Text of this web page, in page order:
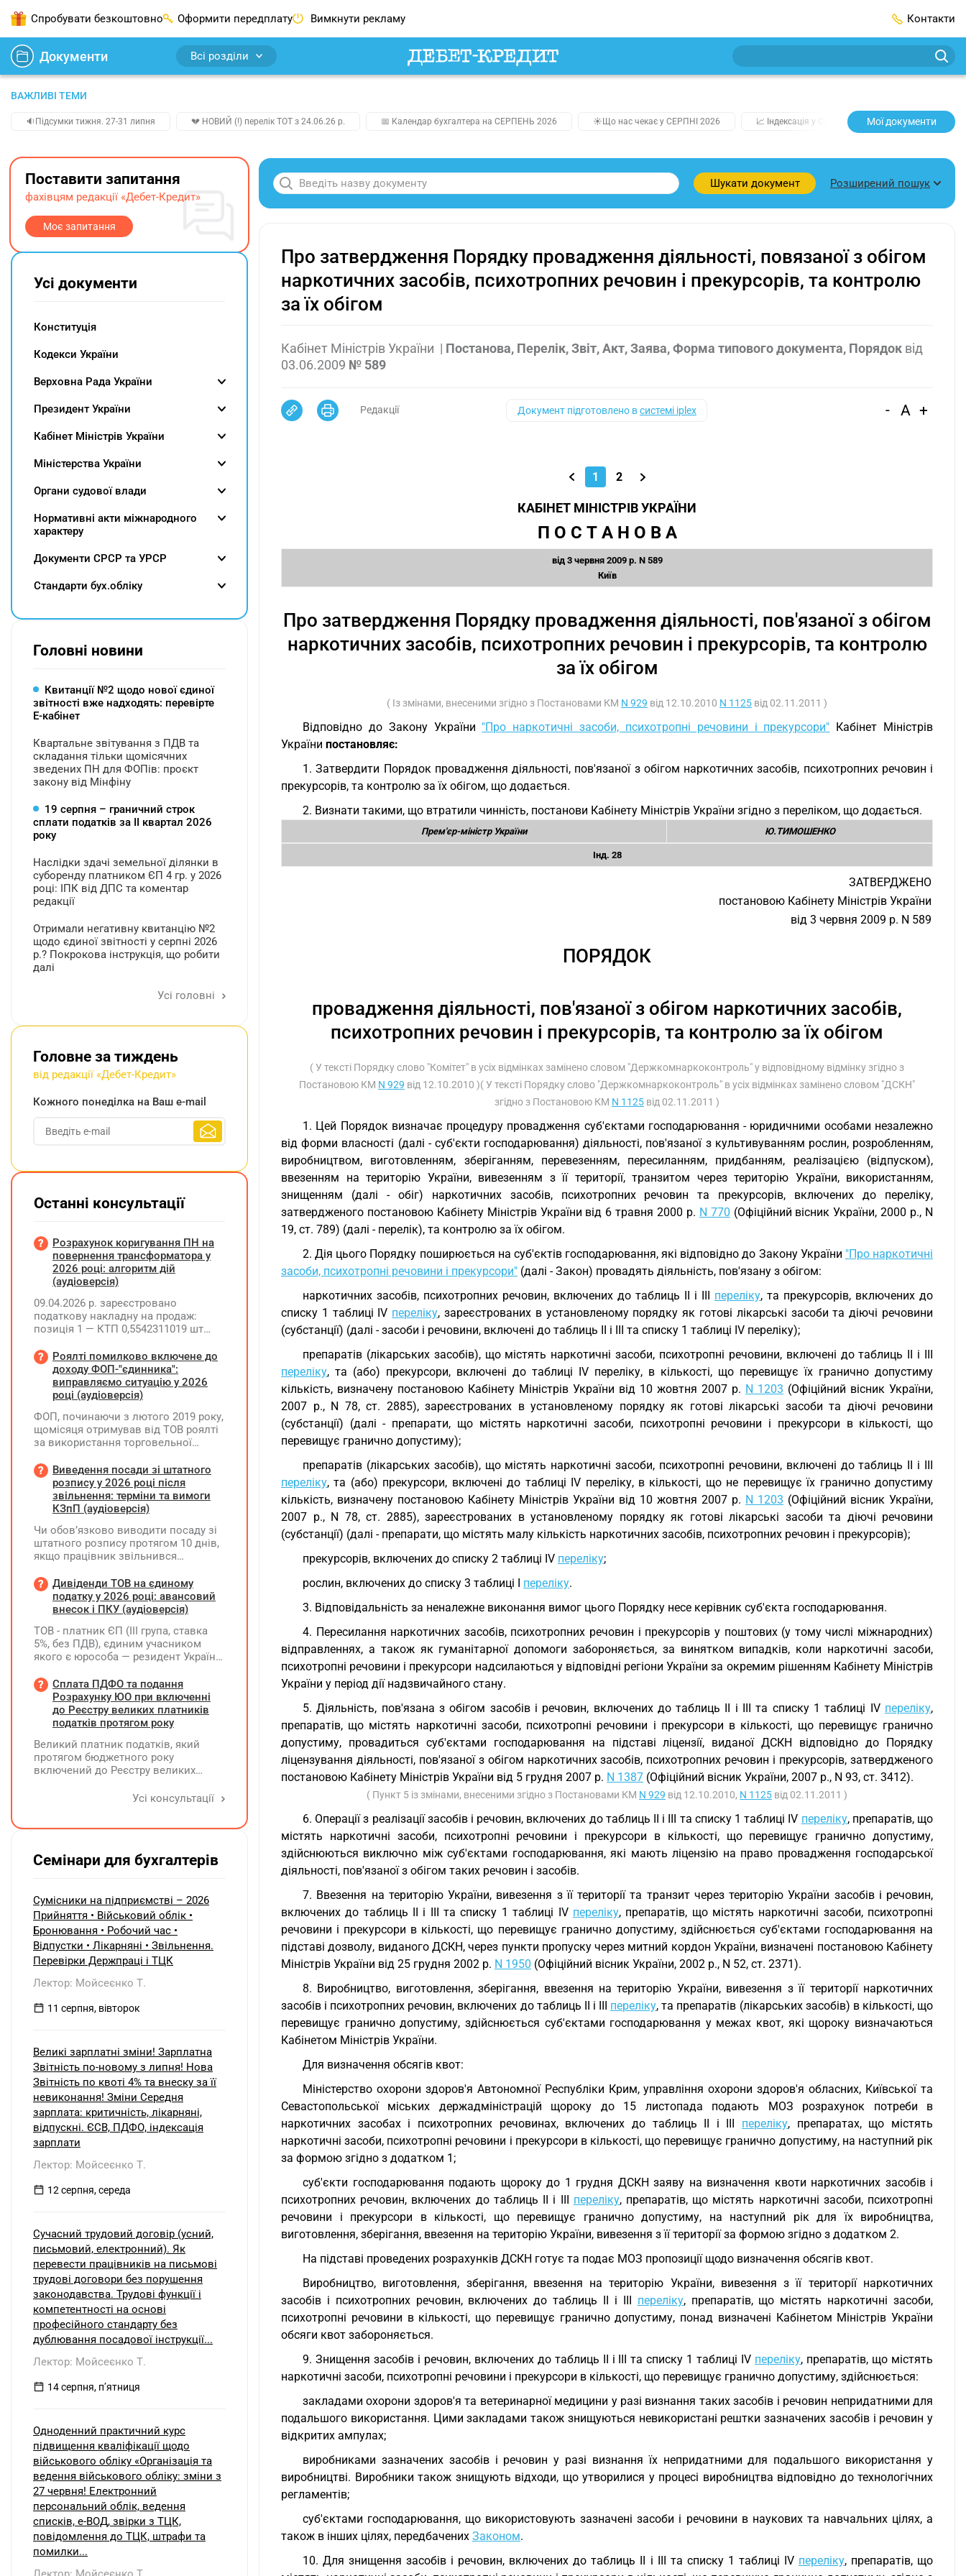
Спробувати безкоштовно Оформити передплату Вимкнути рекламу Контакти
Документи Всі розділи
ВАЖЛИВІ ТЕМИ
🔉Підсумки тижня. 27-31 липня 💔 НОВИЙ (!) перелік ТОТ з 24.06.26 р. 📅 Календар бухгалтера на СЕРПЕНЬ 2026 ☀️Що нас чекає у СЕРПНІ 2026 📈 Індексація у СЕРПНІ 2️⃣0️⃣2️⃣7️⃣ Усі
Мої документи
Шукати документ Розширений пошук
Про затвердження Порядку провадження діяльності, повязаної з обігом
наркотичних засобів, психотропних речовин і прекурсорів, та контролю
за їх обігом
Кабінет Міністрів України | Постанова, Перелік, Звіт, Акт, Заява, Форма типового документа, Порядок від
03.06.2009 № 589
Редакції Документ підготовлено всистемі iplex - A +
1 2
КАБІНЕТ МІНІСТРІВ УКРАЇНИ
П О С Т А Н О В А
від 3 червня 2009 р. N 589
Київ
Про затвердження Порядку провадження діяльності, пов'язаної з обігом
наркотичних засобів, психотропних речовин і прекурсорів, та контролю
за їх обігом
( Із змінами, внесеними згідно з Постановами КМ N 929 від 12.10.2010 N 1125 від 02.11.2011 )
Відповідно до Закону України "Про наркотичні засоби, психотропні речовини і прекурсори" Кабінет Міністрів
України постановляє:
1. Затвердити Порядок провадження діяльності, пов'язаної з обігом наркотичних засобів, психотропних речовин і
прекурсорів, та контролю за їх обігом, що додається.
2. Визнати такими, що втратили чинність, постанови Кабінету Міністрів України згідно з переліком, що додається.
Прем'єр-міністр України Ю.ТИМОШЕНКО
Інд. 28
ЗАТВЕРДЖЕНО
постановою Кабінету Міністрів України
від 3 червня 2009 р. N 589
ПОРЯДОК
провадження діяльності, пов'язаної з обігом наркотичних засобів,
психотропних речовин і прекурсорів, та контролю за їх обігом
( У тексті Порядку слово "Комітет" в усіх відмінках замінено словом "Держкомнаркоконтроль" у відповідному відмінку згідно з
Постановою КМ N 929 від 12.10.2010 )( У тексті Порядку слово "Держкомнаркоконтроль" в усіх відмінках замінено словом "ДСКН"
згідно з Постановою КМ N 1125 від 02.11.2011 )
1. Цей Порядок визначає процедуру провадження суб'єктами господарювання - юридичними особами незалежно
від форми власності (далі - суб'єкти господарювання) діяльності, пов'язаної з культивуванням рослин, розробленням,
виробництвом, виготовленням, зберіганням, перевезенням, пересиланням, придбанням, реалізацією (відпуском),
ввезенням на територію України, вивезенням з її території, транзитом через територію України, використанням,
знищенням (далі - обіг) наркотичних засобів, психотропних речовин та прекурсорів, включених до переліку,
затвердженого постановою Кабінету Міністрів України від 6 травня 2000 р. N 770 (Офіційний вісник України, 2000 р., N
19, ст. 789) (далі - перелік), та контролю за їх обігом.
2. Дія цього Порядку поширюється на суб'єктів господарювання, які відповідно до Закону України "Про наркотичні
засоби, психотропні речовини і прекурсори" (далі - Закон) провадять діяльність, пов'язану з обігом:
наркотичних засобів, психотропних речовин, включених до таблиць II і III переліку, та прекурсорів, включених до
списку 1 таблиці IV переліку, зареєстрованих в установленому порядку як готові лікарські засоби та діючі речовини
(субстанції) (далі - засоби і речовини, включені до таблиць II і III та списку 1 таблиці IV переліку);
препаратів (лікарських засобів), що містять наркотичні засоби, психотропні речовини, включені до таблиць II і III
переліку, та (або) прекурсори, включені до таблиці IV переліку, в кількості, що перевищує їх гранично допустиму
кількість, визначену постановою Кабінету Міністрів України від 10 жовтня 2007 р. N 1203 (Офіційний вісник України,
2007 р., N 78, ст. 2885), зареєстрованих в установленому порядку як готові лікарські засоби та діючі речовини
(субстанції) (далі - препарати, що містять наркотичні засоби, психотропні речовини і прекурсори в кількості, що
перевищує гранично допустиму);
препаратів (лікарських засобів), що містять наркотичні засоби, психотропні речовини, включені до таблиць II і III
переліку, та (або) прекурсори, включені до таблиці IV переліку, в кількості, що не перевищує їх гранично допустиму
кількість, визначену постановою Кабінету Міністрів України від 10 жовтня 2007 р. N 1203 (Офіційний вісник України,
2007 р., N 78, ст. 2885), зареєстрованих в установленому порядку як готові лікарські засоби та діючі речовини
(субстанції) (далі - препарати, що містять малу кількість наркотичних засобів, психотропних речовин і прекурсорів);
прекурсорів, включених до списку 2 таблиці IV переліку;
рослин, включених до списку 3 таблиці I переліку.
3. Відповідальність за неналежне виконання вимог цього Порядку несе керівник суб'єкта господарювання.
4. Пересилання наркотичних засобів, психотропних речовин і прекурсорів у поштових (у тому числі міжнародних)
відправленнях, а також як гуманітарної допомоги забороняється, за винятком випадків, коли наркотичні засоби,
психотропні речовини і прекурсори надсилаються у відповідні регіони України за окремим рішенням Кабінету Міністрів
України у період дії надзвичайного стану.
5. Діяльність, пов'язана з обігом засобів і речовин, включених до таблиць II і III та списку 1 таблиці IV переліку,
препаратів, що містять наркотичні засоби, психотропні речовини і прекурсори в кількості, що перевищує гранично
допустиму, провадиться суб'єктами господарювання на підставі ліцензії, виданої ДСКН відповідно до Порядку
ліцензування діяльності, пов'язаної з обігом наркотичних засобів, психотропних речовин і прекурсорів, затвердженого
постановою Кабінету Міністрів України від 5 грудня 2007 р. N 1387 (Офіційний вісник України, 2007 р., N 93, ст. 3412).
( Пункт 5 із змінами, внесеними згідно з Постановами КМ N 929 від 12.10.2010, N 1125 від 02.11.2011 )
6. Операції з реалізації засобів і речовин, включених до таблиць II і III та списку 1 таблиці IV переліку, препаратів, що
містять наркотичні засоби, психотропні речовини і прекурсори в кількості, що перевищує гранично допустиму,
здійснюються виключно між суб'єктами господарювання, які мають ліцензію на право провадження господарської
діяльності, пов'язаної з обігом таких речовин і засобів.
7. Ввезення на територію України, вивезення з її території та транзит через територію України засобів і речовин,
включених до таблиць II і III та списку 1 таблиці IV переліку, препаратів, що містять наркотичні засоби, психотропні
речовини і прекурсори в кількості, що перевищує гранично допустиму, здійснюється суб'єктами господарювання на
підставі дозволу, виданого ДСКН, через пункти пропуску через митний кордон України, визначені постановою Кабінету
Міністрів України від 25 грудня 2002 р. N 1950 (Офіційний вісник України, 2002 р., N 52, ст. 2371).
8. Виробництво, виготовлення, зберігання, ввезення на територію України, вивезення з її території наркотичних
засобів і психотропних речовин, включених до таблиць II і III переліку, та препаратів (лікарських засобів) в кількості, що
перевищує гранично допустиму, здійснюється суб'єктами господарювання у межах квот, які щороку визначаються
Кабінетом Міністрів України.
Для визначення обсягів квот:
Міністерство охорони здоров'я Автономної Республіки Крим, управління охорони здоров'я обласних, Київської та
Севастопольської міських держадміністрацій щороку до 15 листопада подають МОЗ розрахунок потреби в
наркотичних засобах і психотропних речовинах, включених до таблиць II і III переліку, препаратах, що містять
наркотичні засоби, психотропні речовини і прекурсори в кількості, що перевищує гранично допустиму, на наступний рік
за формою згідно з додатком 1;
суб'єкти господарювання подають щороку до 1 грудня ДСКН заяву на визначення квоти наркотичних засобів і
психотропних речовин, включених до таблиць II і III переліку, препаратів, що містять наркотичні засоби, психотропні
речовини і прекурсори в кількості, що перевищує гранично допустиму, на наступний рік для їх виробництва,
виготовлення, зберігання, ввезення на територію України, вивезення з її території за формою згідно з додатком 2.
На підставі проведених розрахунків ДСКН готує та подає МОЗ пропозиції щодо визначення обсягів квот.
Виробництво, виготовлення, зберігання, ввезення на територію України, вивезення з її території наркотичних
засобів і психотропних речовин, включених до таблиць II і III переліку, препаратів, що містять наркотичні засоби,
психотропні речовини в кількості, що перевищує гранично допустиму, понад визначені Кабінетом Міністрів України
обсяги квот забороняється.
9. Знищення засобів і речовин, включених до таблиць II і III та списку 1 таблиці IV переліку, препаратів, що містять
наркотичні засоби, психотропні речовини і прекурсори в кількості, що перевищує гранично допустиму, здійснюється:
закладами охорони здоров'я та ветеринарної медицини у разі визнання таких засобів і речовин непридатними для
подальшого використання. Цими закладами також знищуються невикористані рештки зазначених засобів і речовин у
відкритих ампулах;
виробниками зазначених засобів і речовин у разі визнання їх непридатними для подальшого використання у
виробництві. Виробники також знищують відходи, що утворилися у процесі виробництва відповідно до технологічних
регламентів;
суб'єктами господарювання, що використовують зазначені засоби і речовини в наукових та навчальних цілях, а
також в інших цілях, передбачених Законом.
10. Для знищення засобів і речовин, включених до таблиць II і III та списку 1 таблиці IV переліку, препаратів, що
Поставити запитання
фахівцям редакції «Дебет-Кредит»
Моє запитання
Усі документи
Конституція
Кодекси України
Верховна Рада України
Президент України
Кабінет Міністрів України
Міністерства України
Органи судової влади
Нормативні акти міжнародного
характеру
Документи СРСР та УРСР
Cтандарти бух.обліку
Головні новини
Квитанції №2 щодо нової єдиної
звітності вже надходять: перевірте
Е-кабінет
Квартальне звітування з ПДВ та
складання тільки щомісячних
зведених ПН для ФОПів: проєкт
закону від Мінфіну
19 серпня – граничний строк
сплати податків за ІI квартал 2026
року
Наслідки здачі земельної ділянки в
суборенду платником ЄП 4 гр. у 2026
році: ІПК від ДПС та коментар
редакції
Отримали негативну квитанцію №2
щодо єдиної звітності у серпні 2026
р.? Покрокова інструкція, що робити
далі
Усі головні
Головне за тиждень
від редакції «Дебет-Кредит»
Кожного понеділка на Ваш e-mail
Останні консультації
Розрахунок коригування ПН на
повернення трансформатора у
2026 році: алгоритм дій
(аудіоверсія)
09.04.2026 р. зареєстровано
податкову накладну на продаж:
позиція 1 — КТП 0,5542311019 шт
41443,83); позиція 2 —
трансформатор 1 шт (ціна 201130,20,
сума 201130,20, ПДВ 40226,04).
25.06.2026 р. покупець повернув
скласти розрахунок коригування?
Роялті помилково включене до
доходу ФОП-"єдинника":
виправляємо ситуацію у 2026
році (аудіоверсія)
ФОП, починаючи з лютого 2019 року,
щомісяця отримував від ТОВ роялті
за використання торговельної
включав до доходу платника ЄП та
оподатковував за ставкою 5%.
Водночас ТОВ при виплаті роялті не
утримувало ПДФО та ВЗ. Як зараз
потрібно відображати отримані суми
у декларації "єдинника" за II квартал
2026 року? Чи можуть виникнути
зробити?
Виведення посади зі штатного
розпису у 2026 році після
звільнення: терміни та вимоги
КЗпП (аудіоверсія)
Чи обов’язково виводити посаду зі
штатного розпису протягом 10 днів,
якщо працівник звільнився
Дивіденди ТОВ на єдиному
податку у 2026 році: авансовий
внесок і ПКУ (аудіоверсія)
ТОВ - платник ЄП (ІІІ група, ставка
5%, без ПДВ), єдиним учасником
якого є юрособа — резидент України,
виплатити дивіденди за рахунок
нерозподіленого прибутку 2024–
2025 років у сумі 15 млн грн. Які
податкові наслідки виникають у
Сплата ПДФО та подання
Розрахунку ЮО при включенні
до Реєстру великих платників
податків протягом року
Великий платник податків, який
протягом бюджетного року
включений до Реєстру великих
за місцем попереднього обліку, а
Усі консультації
Семінари для бухгалтерів
Сумісники на підприємстві – 2026
Прийняття • Військовий облік •
Бронювання • Робочий час •
Відпустки • Лікарняні • Звільнення.
Перевірки Держпраці і ТЦК
Лектор: Мойсеєнко Т.
11 серпня, вівторок
Великі зарплатні зміни! Зарплатна
Звітність по-новому з липня! Нова
Звітність по квоті 4% та внеску за її
невиконання! Зміни Середня
зарплата: критичність, лікарняні,
відпускні. ЄСВ, ПДФО, індексація
зарплати
Лектор: Мойсеєнко Т.
12 серпня, середа
Сучасний трудовий договір (усний,
письмовий, електронний). Як
перевести працівників на письмові
трудові договори без порушення
законодавства. Трудові функції і
компетентності на основі
професійного стандарту без
дублювання посадової інструкції...
Лектор: Мойсеєнко Т.
14 серпня, пʼятниця
Одноденний практичний курс
підвищення кваліфікації щодо
військового обліку «Організація та
ведення військового обліку: зміни з
27 червня! Електронний
персональний облік, ведення
списків, е-ВОД, звірки з ТЦК,
повідомлення до ТЦК, штрафи та
помилки...